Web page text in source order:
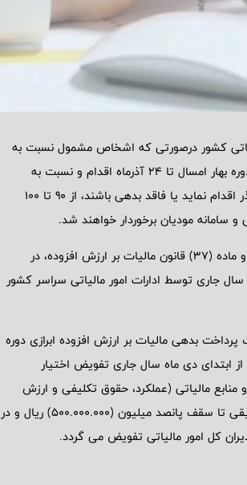
کشور درصورتی که اشخاص مشمول نسبت به
اصلاح، تکمیل و یا مسترد نمودن اظهارنامه مالیات بر ارزش افزوده دوره بهار امسال تا 24 آذرماه اقدام و نسبت به
پرداخت و یا ترتیب پرداخت مالیات بر ارزش افزوده متعلق تا 28 آذر اقدام نماید یا فاقد بدهی باشند، از 90 تا 100
ضمنا بخشودگی 100 درصدی جریمه های موضوع بند (ب) ماده (36) و ماده (37) قانون مالیات بر ارزش افزوده، در
مالیات بر ارزش افزوده دوره بهار تا 28 آذرماه سال جاری توسط ادارات امور مالیاتی سراسر کشور
بدهی مالیات بر ارزش افزوده ابرازی دوره
آذر 1403 اقدام ننموده باشند از ابتدای دی ماه سال جاری تفویض اختیار
مالیاتی (عملکرد، حقوق تکلیفی و ارزش
افزوده) حداکثر تا بیست و پنج درصد (25٪)، و یا برای اشخاص حقیقی تا سقف پانصد میلیون (500.000.000) ریال و در